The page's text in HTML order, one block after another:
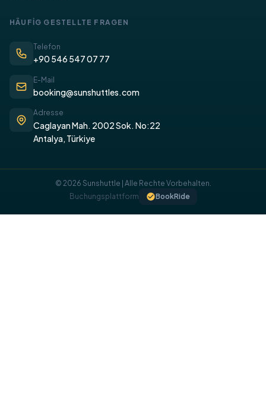
​HÄUFİG GESTELLTE FRAGEN
Telefon
+90 546 547 07 77
E-Mail
booking@sunshuttles.com
Adresse
Caglayan Mah. 2002 Sok. No:22
Antalya, Türkiye
© 2026 Sunshuttle | Alle Rechte Vorbehalten.
Buchungsplattform
BookRide